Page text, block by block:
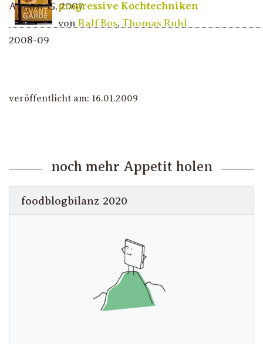
August 15, 2007progressive Kochtechniken
von Ralf Bos, Thomas Ruhl
2008-09
veröffentlicht am: 16.01.2009
noch mehr Appetit holen
foodblogbilanz 2020